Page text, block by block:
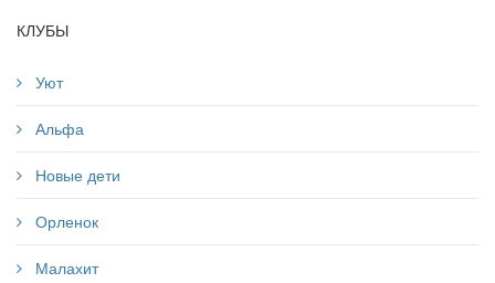
КЛУБЫ
Уют
Альфа
Новые дети
Орленок
Малахит